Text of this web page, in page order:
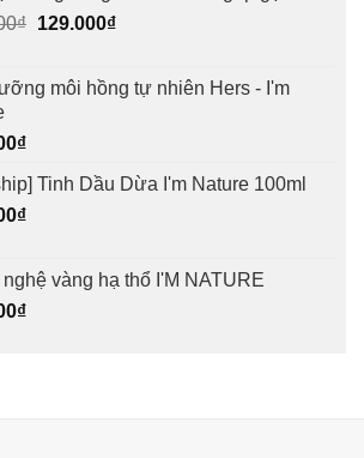
₫ Giá
150.000₫.
129.000₫Giá
là:
môi hồng tự nhiên Hers - I'm
₫
Tinh Dầu Dừa I'm Nature 100ml
₫
vàng hạ thổ I'M NATURE
₫